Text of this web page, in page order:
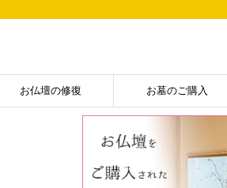
お仏壇の修復 お墓のご購入